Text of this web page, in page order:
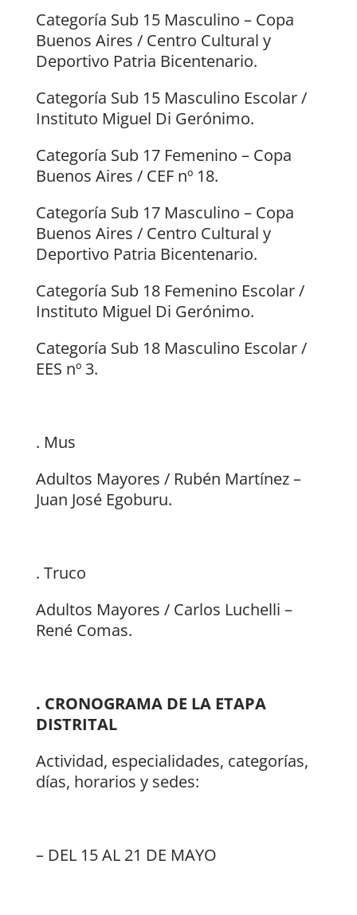
Categoría Sub 15 Masculino – Copa
Buenos Aires / Centro Cultural y
Deportivo Patria Bicentenario.
Categoría Sub 15 Masculino Escolar /
Instituto Miguel Di Gerónimo.
Categoría Sub 17 Femenino – Copa
Buenos Aires / CEF nº 18.
Categoría Sub 17 Masculino – Copa
Buenos Aires / Centro Cultural y
Deportivo Patria Bicentenario.
Categoría Sub 18 Femenino Escolar /
Instituto Miguel Di Gerónimo.
Categoría Sub 18 Masculino Escolar /
EES nº 3.
. Mus
Adultos Mayores / Rubén Martínez –
Juan José Egoburu.
. Truco
Adultos Mayores / Carlos Luchelli –
René Comas.
. CRONOGRAMA DE LA ETAPA
DISTRITAL
Actividad, especialidades, categorías,
días, horarios y sedes:
– DEL 15 AL 21 DE MAYO